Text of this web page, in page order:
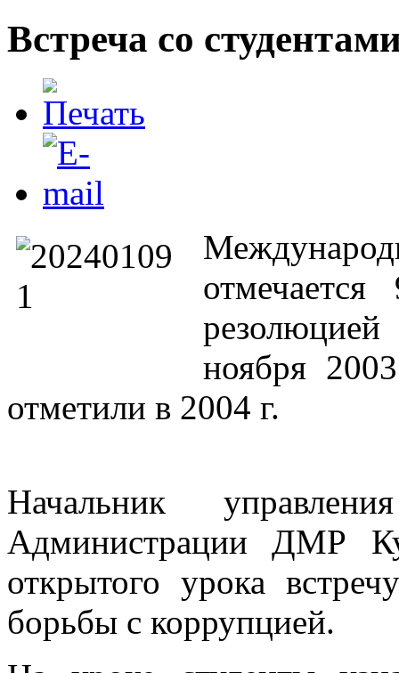
Встреча со
ноября
отметили в 2004 г.
Начальник
Администрации ДМР
открытого урока
борьбы с коррупцией.